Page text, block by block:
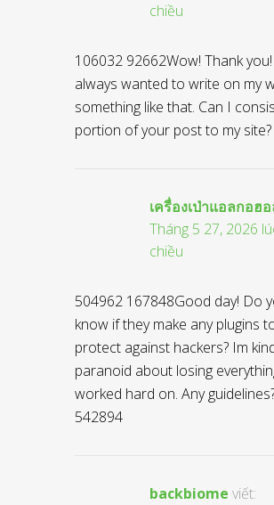
chiều
106032 92662Wow! Thank you!
always wanted to write on my
something like that. Can I
portion of your post to my
เครื่องเป่าแอลกอฮ
Tháng 5 27, 2026
chiều
504962 167848Good day! Do
know if they make any plugins
protect against hackers? Im
paranoid about losing
worked hard on. Any
542894
backbiome viết: